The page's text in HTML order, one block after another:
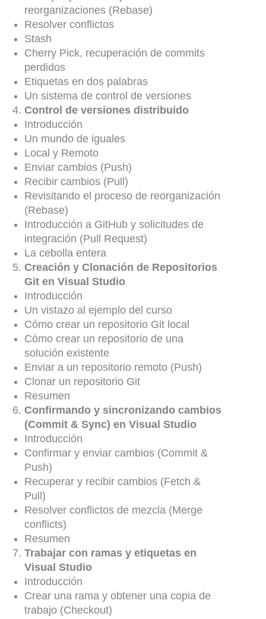
reorganizaciones (Rebase)
Resolver conflictos
Stash
Cherry Pick, recuperación de commits
perdidos
Etiquetas en dos palabras
Un sistema de control de versiones
Control de versiones distribuido
Introducción
Un mundo de iguales
Local y Remoto
Enviar cambios (Push)
Recibir cambios (Pull)
Revisitando el proceso de reorganización
(Rebase)
Introducción a GitHub y solicitudes de
integración (Pull Request)
La cebolla entera
Creación y Clonación de Repositorios
Git en Visual Studio
Introducción
Un vistazo al ejemplo del curso
Cómo crear un repositorio Git local
Cómo crear un repositorio de una
solución existente
Enviar a un repositorio remoto (Push)
Clonar un repositorio Git
Resumen
Confirmando y sincronizando cambios
(Commit & Sync) en Visual Studio
Introducción
Confirmar y enviar cambios (Commit &
Push)
Recuperar y recibir cambios (Fetch &
Pull)
Resolver conflictos de mezcla (Merge
conflicts)
Resumen
Trabajar con ramas y etiquetas en
Visual Studio
Introducción
Crear una rama y obtener una copia de
trabajo (Checkout)